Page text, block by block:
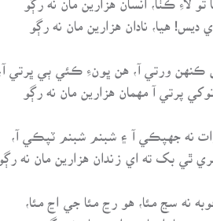
ديس! هيا، نادان هزارين مان نه رڳو
ڪنهن ورتي آ، هن ڀونءِ ڪئي ٻي ڀرتي آ،
پرتي آ مهمان هزارين مان نه رڳو
نه جهپڪي آ ۽ شبنم شبنم ٽپڪي آ،
ٿي بک ته اي زندان هزارين مان نه رڳو
نه سڃ مئا، هو رڃ مئا جي اڃ مئا،
پڃ مئا، ارمان هزارين مان نه رڳو